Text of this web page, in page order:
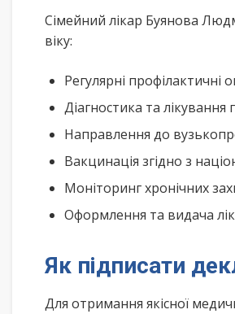
Сімейний лікар Буянова
віку:
Регулярні профілактичні
Діагностика та
Направлення до
Вакцинація згідно з
Моніторинг хронічних
Оформлення та видача
Як підписати
Для отримання якісної